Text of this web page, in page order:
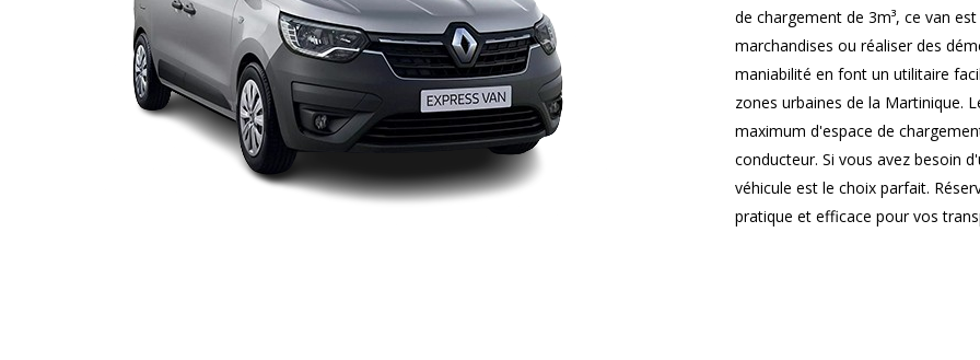
de chargement de 3m³, ce van
marchandises ou réaliser des
maniabilité en font un utilitaire
zones urbaines de la Martinique.
maximum d'espace de
conducteur. Si vous avez besoin
véhicule est le choix parfait.
pratique et efficace pour vos